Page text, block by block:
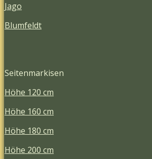
Jago
Blumfeldt
Seitenmarkisen
Höhe 120 cm
Höhe 160 cm
Höhe 180 cm
Höhe 200 cm